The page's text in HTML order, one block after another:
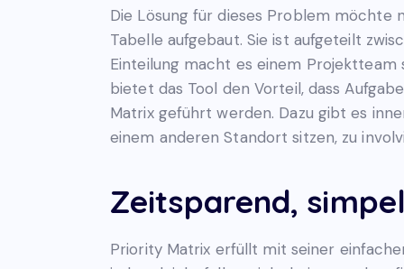
Die Lösung für dieses Problem möchte
Tabelle aufgebaut. Sie ist aufgeteilt
Einteilung macht es einem
bietet das Tool den Vorteil, dass
Matrix geführt werden. Dazu gibt es
einem anderen Standort sitzen, zu
Zeitsparend,
Priority Matrix erfüllt mit seiner